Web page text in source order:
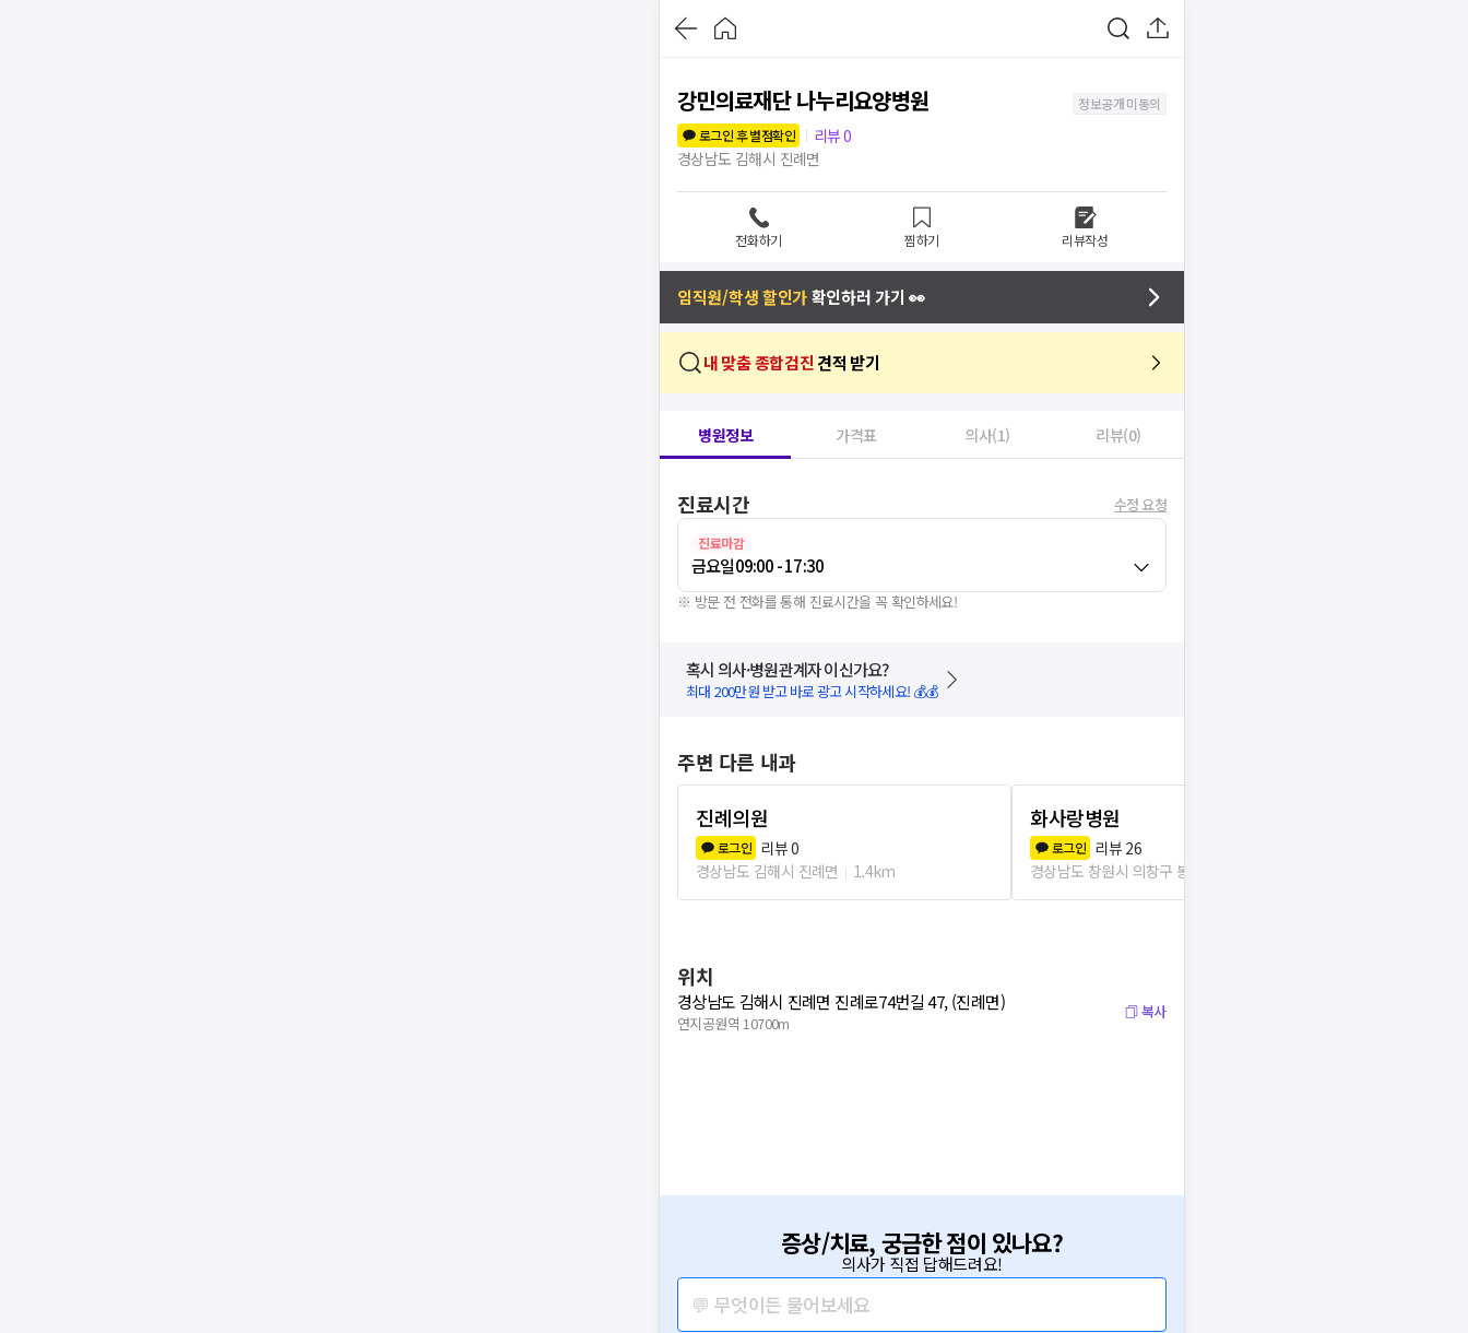
강민의료재단 나누리요양병원
정보공개 미동의
로그인 후 별점확인
리뷰0
경상남도 김해시 진례면
전화하기 찜하기 리뷰작성
임직원/학생 할인가확인하러 가기 👀
내 맞춤 종합검진 견적 받기
병원정보 가격표 의사(1) 리뷰(0)
진료시간 수정 요청
진료마감
금요일09:00 - 17:30
※ 방문 전 전화를 통해 진료시간을 꼭 확인하세요!
혹시 의사·병원관계자 이신가요?
최대 200만원 받고 바로 광고 시작하세요! 💰💰
주변 다른 내과
진례의원
로그인 리뷰0
경상남도 김해시 진례면
1.4km
화사랑병원
로그인 리뷰 26
경상남도 창원시 의창구 봉림동
위치
경상남도 김해시 진례면 진례로74번길 47, (진례면)
연지공원역 10700m
복사
증상/치료, 궁금한 점이 있나요?
의사가 직접 답해드려요!
💬 무엇이든 물어보세요